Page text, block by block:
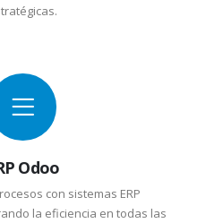
Odoo
con sistemas ERP
la eficiencia en todas las